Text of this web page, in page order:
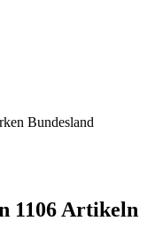
Bundesland
1106 Artikeln